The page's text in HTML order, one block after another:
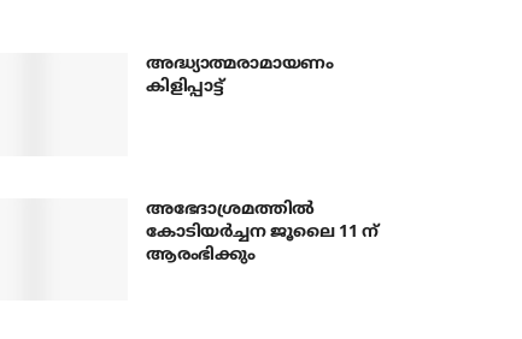
അദ്ധ്യാത്മരാമായണം
കിളിപ്പാട്ട്
അഭേദാശ്രമത്തില്‍
കോടിയര്‍ച്ചന ജൂലൈ 11 ന്
ആരംഭിക്കും